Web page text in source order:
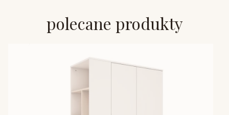
polecane produkty